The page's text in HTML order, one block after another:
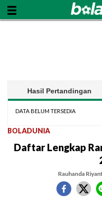
Hasil Pertandingan
DATA BELUM TERSEDIA
BOLADUNIA
Daftar Lengkap
Rauhanda